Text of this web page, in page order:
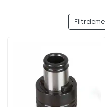
Filtreleme